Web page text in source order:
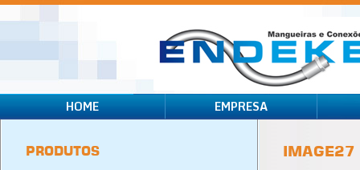
HOME EMPRESA
PRODUTOS IMAGE27